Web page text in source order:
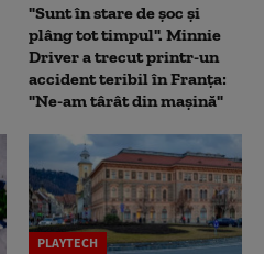
"Sunt în stare de șoc și
plâng tot timpul". Minnie
Driver a trecut printr-un
accident teribil în Franța:
"Ne-am târât din mașină"
PLAYTECH